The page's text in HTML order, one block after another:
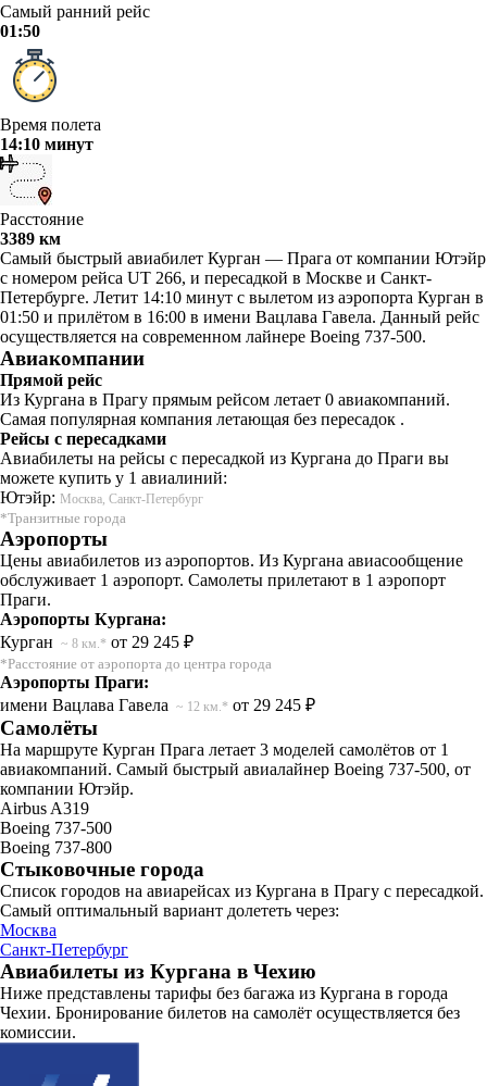
Самый ранний рейс
01:50
Время полета
14:10 минут
Расстояние
3389 км
Самый быстрый авиабилет Курган — Прага от компании Ютэйр
с номером рейса UT 266, и пересадкой в Москве и Санкт-
Петербурге. Летит 14:10 минут с вылетом из аэропорта Курган в
01:50 и прилётом в 16:00 в имени Вацлава Гавела. Данный рейс
осуществляется на современном лайнере Boeing 737-500.
Авиакомпании
Прямой рейс
Из Кургана в Прагу прямым рейсом летает 0 авиакомпаний.
Самая популярная компания летающая без пересадок .
Рейсы с пересадками
Авиабилеты на рейсы с пересадкой из Кургана до Праги вы
можете купить у 1 авиалиний:
Ютэйр: Москва, Санкт-Петербург
*Транзитные города
Аэропорты
Цены авиабилетов из аэропортов. Из Кургана авиасообщение
обслуживает 1 аэропорт. Самолеты прилетают в 1 аэропорт
Праги.
Аэропорты Кургана:
Курган ~ 8 км.* от 29 245 ₽
*Расстояние от аэропорта до центра города
Аэропорты Праги:
имени Вацлава Гавела ~ 12 км.* от 29 245 ₽
Самолёты
На маршруте Курган Прага летает 3 моделей самолётов от 1
авиакомпаний. Самый быстрый авиалайнер Boeing 737-500, от
компании Ютэйр.
Airbus A319
Boeing 737-500
Boeing 737-800
Стыковочные города
Список городов на авиарейсах из Кургана в Прагу с пересадкой.
Самый оптимальный вариант долететь через:
Москва
Санкт-Петербург
Авиабилеты из Кургана в Чехию
Ниже представлены тарифы без багажа из Кургана в города
Чехии. Бронирование билетов на самолёт осуществляется без
комиссии.